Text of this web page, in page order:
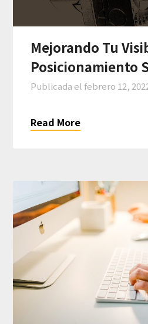
Mejorando Tu
Posicionamiento
Publicada elfebrero 12,
Read More